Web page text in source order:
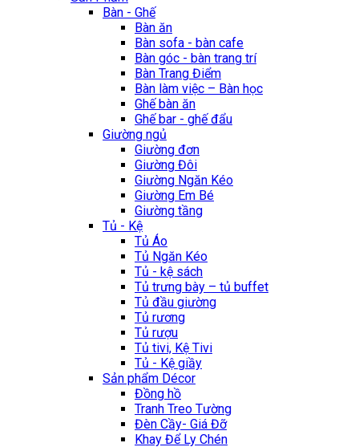
Bàn - Ghế
Bàn ăn
Bàn sofa - bàn cafe
Bàn góc - bàn trang trí
Bàn Trang Điểm
Bàn làm việc – Bàn học
Ghế bàn ăn
Ghế bar - ghế đẩu
Giường ngủ
Giường đơn
Giường Đôi
Giường Ngăn Kéo
Giường Em Bé
Giường tầng
Tủ - Kệ
Tủ Áo
Tủ Ngăn Kéo
Tủ - kệ sách
Tủ trưng bày – tủ buffet
Tủ đầu giường
Tủ rương
Tủ rượu
Tủ tivi, Kệ Tivi
Tủ - Kệ giầy
Sản phẩm Décor
Đồng hồ
Tranh Treo Tường
Đèn Cầy- Giá Đỡ
Khay Để Ly Chén